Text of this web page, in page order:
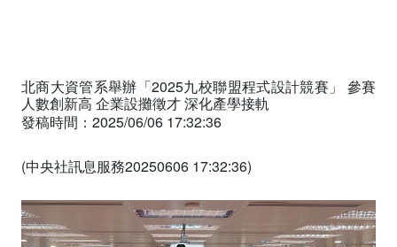
北商大資管系舉辦「2025九校聯盟程式設計競賽」 參賽
人數創新高 企業設攤徵才 深化產學接軌
發稿時間：2025/06/06 17:32:36
(中央社訊息服務20250606 17:32:36)